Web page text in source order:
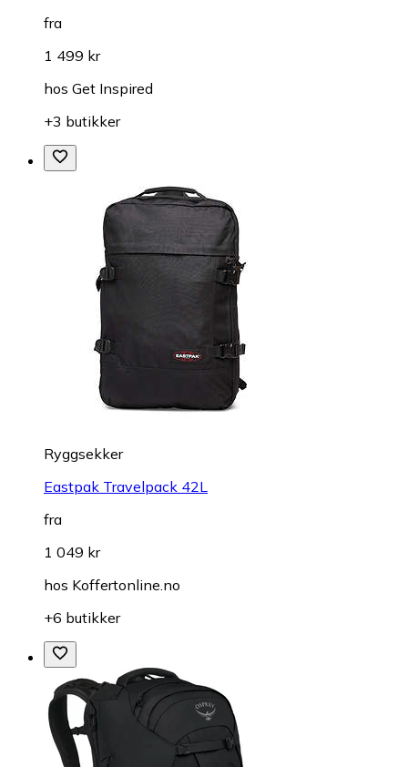
fra
1 499 kr
hos Get Inspired
+3 butikker
Ryggsekker
Eastpak Travelpack 42L
fra
1 049 kr
hos Koffertonline.no
+6 butikker